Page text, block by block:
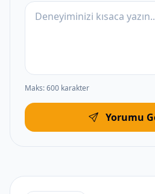
Maks: 600 karakter
Yorumu